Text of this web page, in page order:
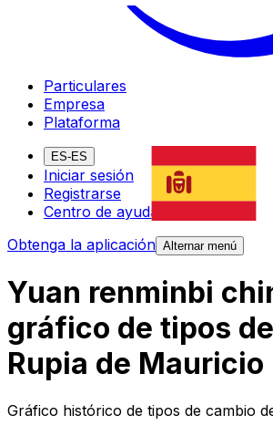
Particulares
Empresa
Plataforma
ES-ES
Iniciar sesión
Registrarse
Centro de ayuda
Obtenga la aplicación Alternar menú
Yuan renminbi
gráfico de tipos
Rupia de Mauricio
Gráfico histórico de tipos de cambio